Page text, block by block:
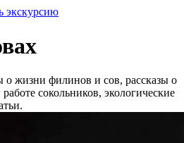
экскурсию
о жизни филинов и сов, рассказы о
сокольников, экологические